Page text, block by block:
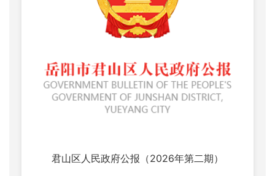
君山区人民政府公报（2026年第二期）